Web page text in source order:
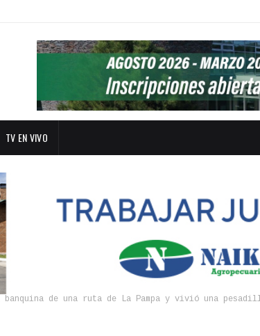
TV EN VIVO
de una ruta de La Pampa y vivió una